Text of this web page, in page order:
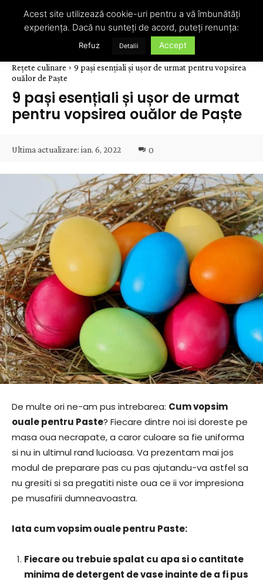
Rețete culinare
9 pași esențiali și ușor de urmat pentru vopsirea
ouălor de Paște
9 pași esențiali și ușor de urmat
pentru vopsirea ouălor de Paște
Ultima actualizare: ian. 6, 2022 0
De multe ori ne-am pus intrebarea: Cum vopsim
ouale pentru Paste? Fiecare dintre noi isi doreste pe
masa oua necrapate, a caror culoare sa fie uniforma
si nu in ultimul rand lucioasa. Va prezentam mai jos
modul de preparare pas cu pas ajutandu-va astfel sa
nu gresiti si sa pregatiti niste oua ce ii vor impresiona
pe musafirii dumneavoastra.
Iata cum vopsim ouale pentru Paste:
Fiecare ou trebuie spalat cu apa si o cantitate
minima de detergent de vase inainte de a fi pus
Acest site utilizează cookie-uri pentru a vă îmbunătăți
experiența. Dacă nu sunteți de acord, puteți renunța:
Refuz Detalii Accept